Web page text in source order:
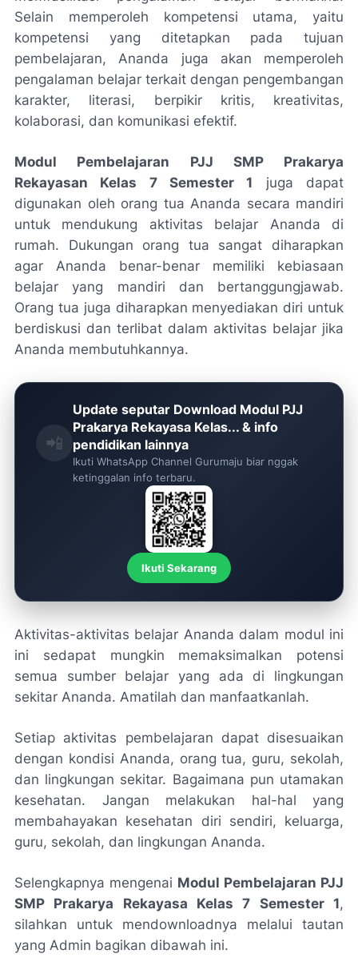
Selain memperoleh kompetensi utama, yaitu
kompetensi yang ditetapkan pada tujuan
pembelajaran, Ananda juga akan memperoleh
pengalaman belajar terkait dengan pengembangan
karakter, literasi, berpikir kritis, kreativitas,
kolaborasi, dan komunikasi efektif.
Modul Pembelajaran PJJ SMP Prakarya
Rekayasan Kelas 7 Semester 1 juga dapat
digunakan oleh orang tua Ananda secara mandiri
untuk mendukung aktivitas belajar Ananda di
rumah. Dukungan orang tua sangat diharapkan
agar Ananda benar-benar memiliki kebiasaan
belajar yang mandiri dan bertanggungjawab.
Orang tua juga diharapkan menyediakan diri untuk
berdiskusi dan terlibat dalam aktivitas belajar jika
Ananda membutuhkannya.
📲
Update seputar Download Modul PJJ
Prakarya Rekayasa Kelas... & info
pendidikan lainnya
Ikuti WhatsApp Channel Gurumaju biar nggak
ketinggalan info terbaru.
Ikuti Sekarang
Aktivitas-aktivitas belajar Ananda dalam modul ini
ini sedapat mungkin memaksimalkan potensi
semua sumber belajar yang ada di lingkungan
sekitar Ananda. Amatilah dan manfaatkanlah.
Setiap aktivitas pembelajaran dapat disesuaikan
dengan kondisi Ananda, orang tua, guru, sekolah,
dan lingkungan sekitar. Bagaimana pun utamakan
kesehatan. Jangan melakukan hal-hal yang
membahayakan kesehatan diri sendiri, keluarga,
guru, sekolah, dan lingkungan Ananda.
Selengkapnya mengenai Modul Pembelajaran PJJ
SMP Prakarya Rekayasa Kelas 7 Semester 1,
silahkan untuk mendownloadnya melalui tautan
yang Admin bagikan dibawah ini.